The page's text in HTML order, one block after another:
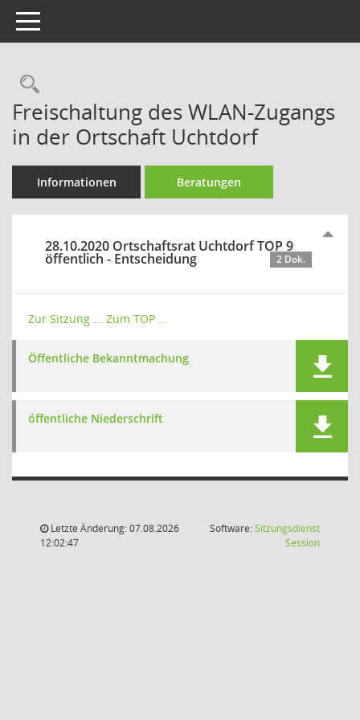
Toggle navigation
Rechercheauswahl
Freischaltung des WLAN-Zugangs
in der Ortschaft Uchtdorf
Informationen Beratungen
28.10.2020 Ortschaftsrat Uchtdorf TOP 9
öffentlich - Entscheidung 2 Dok.
Zur Sitzung ... Zum TOP ...
Öffentliche Bekanntmachung
öffentliche Niederschrift
Letzte Änderung: 07.08.2026
12:02:47
Software:Sitzungsdienst
Session(Wird in